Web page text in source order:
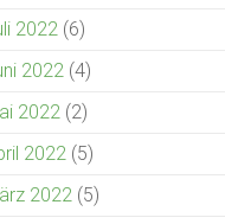
2022 (6)
2022 (4)
2022 (2)
2022 (5)
2022 (5)